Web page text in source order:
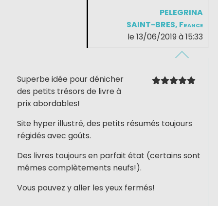
PELEGRINA
SAINT-BRES, France
le 13/06/2019 à 15:33
Superbe idée pour dénicher
des petits trésors de livre à
prix abordables!
Site hyper illustré, des petits résumés toujours
régidés avec goûts.
Des livres toujours en parfait état (certains sont
mêmes complètements neufs!).
Vous pouvez y aller les yeux fermés!